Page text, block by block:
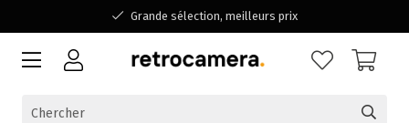
Grande sélection, meilleurs prix
Disponible pour toutes vos questions